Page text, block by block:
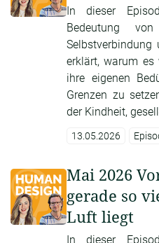
In dieser
Bedeutung
Selbstverbindung
erklärt, warum es
ihre eigenen
Grenzen zu
der Kindheit,
13.05.2026
Mai 2026
gerade so
Luft liegt
In dieser